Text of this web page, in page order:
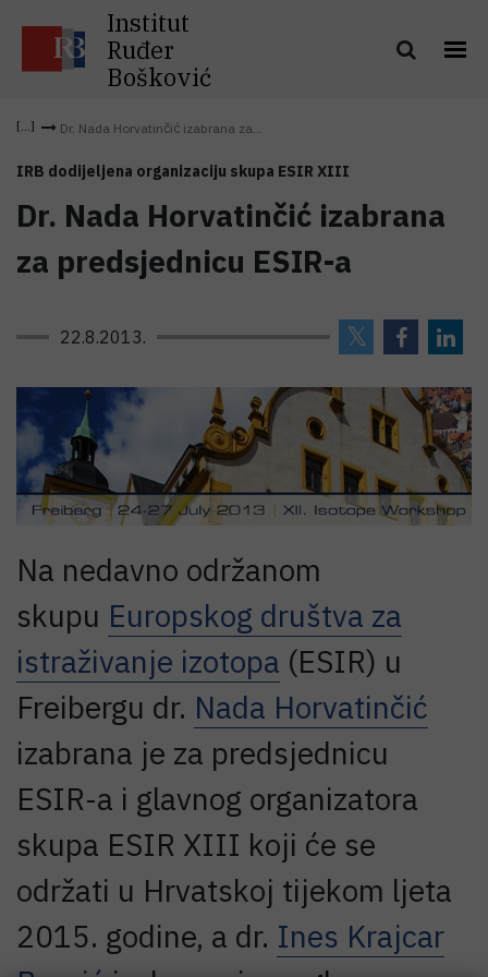
Institut
Ruđer
Bošković
Dr. Nada Horvatinčić izabrana za...
IRB dodijeljena organizaciju skupa ESIR XIII
Dr. Nada Horvatinčić izabrana
za predsjednicu ESIR-a
22.8.2013.
Na nedavno održanom
skupu Europskog društva za
istraživanje izotopa (ESIR) u
Freibergu dr. Nada Horvatinčić
izabrana je za predsjednicu
ESIR-a i glavnog organizatora
skupa ESIR XIII koji će se
održati u Hrvatskoj tijekom ljeta
2015. godine, a dr. Ines Krajcar